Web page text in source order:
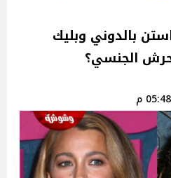
بالدوني وبليك
الجنسي؟